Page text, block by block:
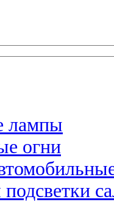
лампы
огни